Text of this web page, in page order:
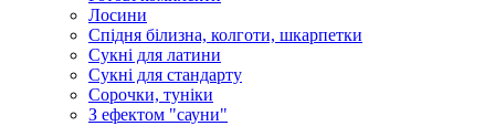
Лосини
Спідня білизна, колготи, шкарпетки
Сукні для латини
Сукні для стандарту
Сорочки, туніки
З ефектом "сауни"